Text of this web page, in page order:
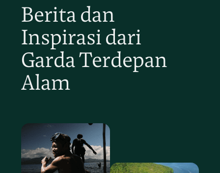
Berita dan
Inspirasi dari
Garda Terdepan
Alam